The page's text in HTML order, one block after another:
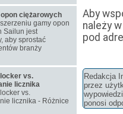
Aby
należy
pod
Redakcja
przez
ponosi
ciężarowych
gamy opon
Sailun jest
aby sprostać
branży
vs.
licznika
vs.
licznika - Różnice